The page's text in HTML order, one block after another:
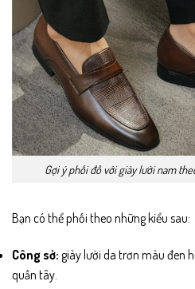
Gợi ý phối đồ với giày lười nam
Bạn có thể phối theo những kiểu sau:
Công sở: giày lười da trơn màu đen
quần tây.